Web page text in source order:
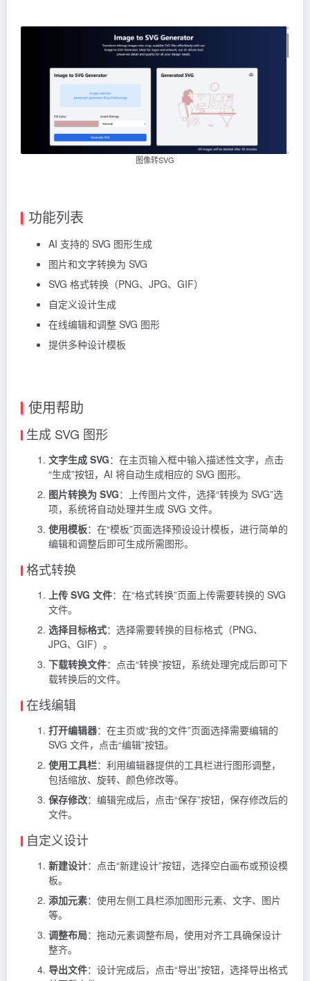
图像转SVG
功能列表
AI 支持的 SVG 图形生成
图片和文字转换为 SVG
SVG 格式转换（PNG、JPG、GIF）
自定义设计生成
在线编辑和调整 SVG 图形
提供多种设计模板
使用帮助
生成 SVG 图形
文字生成 SVG：在主页输入框中输入描述性文字，点击
“生成”按钮，AI 将自动生成相应的 SVG 图形。
图片转换为 SVG：上传图片文件，选择“转换为 SVG”选
项，系统将自动处理并生成 SVG 文件。
使用模板：在“模板”页面选择预设设计模板，进行简单的
编辑和调整后即可生成所需图形。
格式转换
上传 SVG 文件：在“格式转换”页面上传需要转换的 SVG
文件。
选择目标格式：选择需要转换的目标格式（PNG、
JPG、GIF）。
下载转换文件：点击“转换”按钮，系统处理完成后即可下
载转换后的文件。
在线编辑
打开编辑器：在主页或“我的文件”页面选择需要编辑的
SVG 文件，点击“编辑”按钮。
使用工具栏：利用编辑器提供的工具栏进行图形调整，
包括缩放、旋转、颜色修改等。
保存修改：编辑完成后，点击“保存”按钮，保存修改后的
文件。
自定义设计
新建设计：点击“新建设计”按钮，选择空白画布或预设模
板。
添加元素：使用左侧工具栏添加图形元素、文字、图片
等。
调整布局：拖动元素调整布局，使用对齐工具确保设计
整齐。
导出文件：设计完成后，点击“导出”按钮，选择导出格式